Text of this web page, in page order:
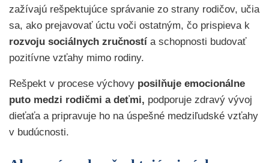
zažívajú rešpektujúce správanie zo strany rodičov, učia
sa, ako prejavovať úctu voči ostatným, čo prispieva k
rozvoju sociálnych zručností a schopnosti budovať
pozitívne vzťahy mimo rodiny.
Rešpekt v procese výchovy posilňuje emocionálne
puto medzi rodičmi a deťmi, podporuje zdravý vývoj
dieťaťa a pripravuje ho na úspešné medziľudské vzťahy
v budúcnosti.